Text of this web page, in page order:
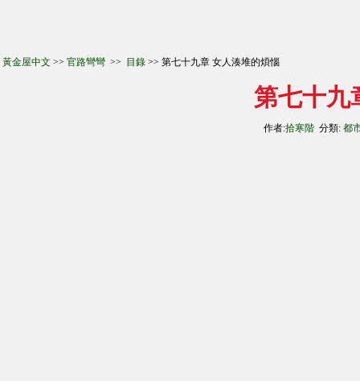
黃金屋中文 >> 官路彎彎 >> 目錄 >> 第七十九章 女人湊堆的煩惱
第七十九
作者:拾寒階 分類: 都